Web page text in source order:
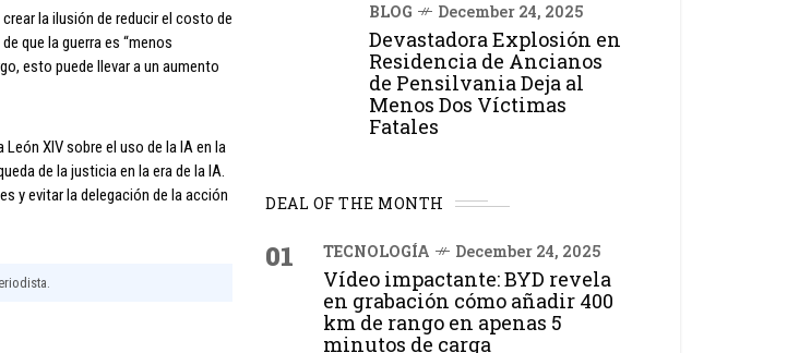
la ilusión de reducir el costo de
que la guerra es “menos
esto puede llevar a un aumento
XIV sobre el uso de la IA en la
de la justicia en la era de la IA.
y evitar la delegación de la acción
BLOG December 24, 2025
Devastadora Explosión en
Residencia de Ancianos
de Pensilvania Deja al
Menos Dos Víctimas
Fatales
DEAL OF THE MONTH
01 TECNOLOGÍA December 24, 2025
Vídeo impactante: BYD revela
en grabación cómo añadir 400
km de rango en apenas 5
minutos de carga